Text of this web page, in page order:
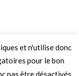
et n'utilise donc
pour le bon
pas être désactivés.